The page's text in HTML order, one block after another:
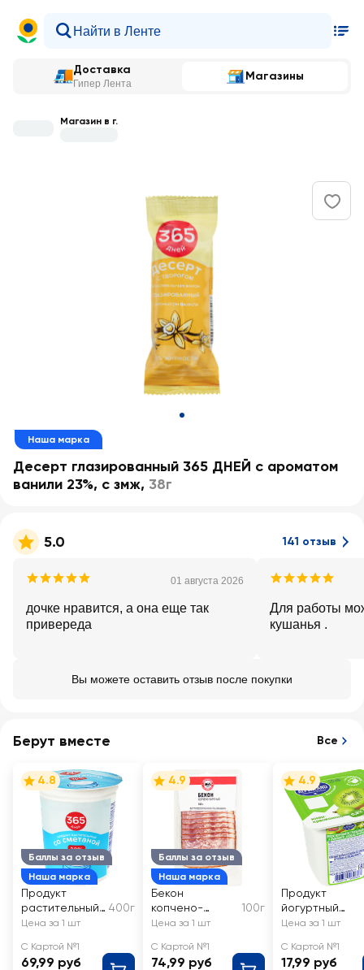
Доставка
Гипер Лента
Магазины
Магазин в г.
Наша марка
Десерт глазированный 365 ДНЕЙ с ароматом
ванили 23%, с змж, 38г
5.0 141 отзыв
01 августа 2026
дочке нравится, а она еще так
привереда
Для работы
кушанья .
Вы можете оставить отзыв после покупки
Берут вместе Все
Баллы за отзыв
Наша марка
4.8
Продукт
растительный
со сметаной
с змж
400г
Цена за 1 шт
С Картой №1
69,99 руб
Баллы за отзыв
Наша марка
4.9
Бекон
копчено-
вареный 365
100г
Цена за 1 шт
С Картой №1
74,99 руб
4.9
Продукт
йогуртный
EHRMANN
крыжовник,
ананас 0,3%,
Цена за 1 шт
С Картой №1
17,99 руб